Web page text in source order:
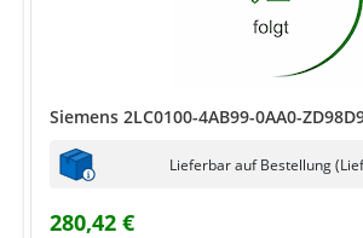
Siemens 2LC0100-4AB99-0AA0-
Lieferbar auf Bestellung
280,42 €